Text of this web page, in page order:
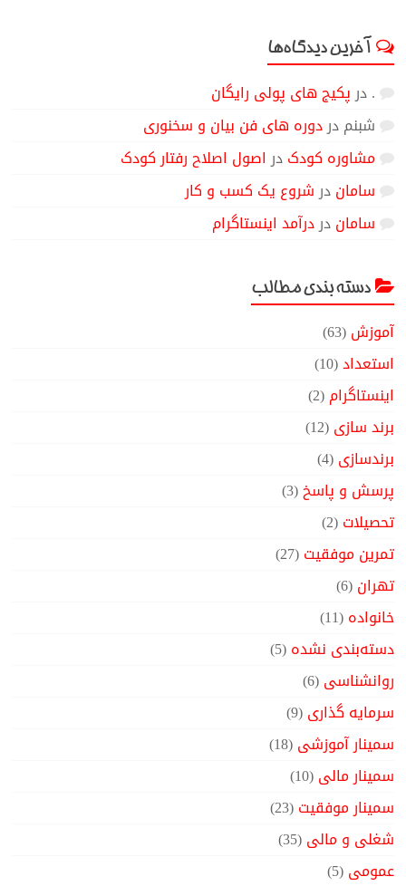
آخرین دیدگاه‌ها
.درپکیج های پولی رایگان
شبنمدردوره های فن بیان و سخنوری
مشاوره کودکدراصول اصلاح رفتار کودک
ساماندرشروع یک کسب و کار
ساماندردرآمد اینستاگرام
دسته بندی مطالب
آموزش(63)
استعداد(10)
اینستاگرام(2)
برند سازی(12)
برندسازی(4)
پرسش و پاسخ(3)
تحصیلات(2)
تمرین موفقیت(27)
تهران(6)
خانواده(11)
دسته‌بندی نشده(5)
روانشناسی(6)
سرمایه گذاری(9)
سمینار آموزشی(18)
سمینار مالی(10)
سمینار موفقیت(23)
شغلی و مالی(35)
عمومی(5)